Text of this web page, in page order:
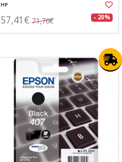
HP
57,41€ 71,76€ - 20%